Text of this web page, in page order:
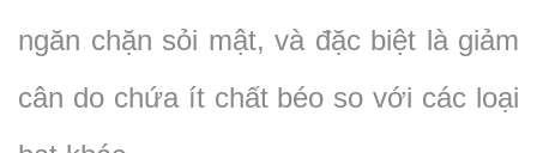
ngăn chặn sỏi mật, và đặc biệt là giảm
cân do chứa ít chất béo so với các loại